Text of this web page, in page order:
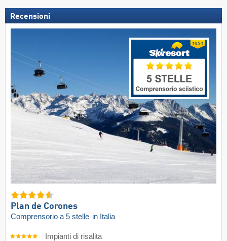
Recensioni
Plan de Corones
Comprensorio a 5 stelle in Italia
Impianti di risalita